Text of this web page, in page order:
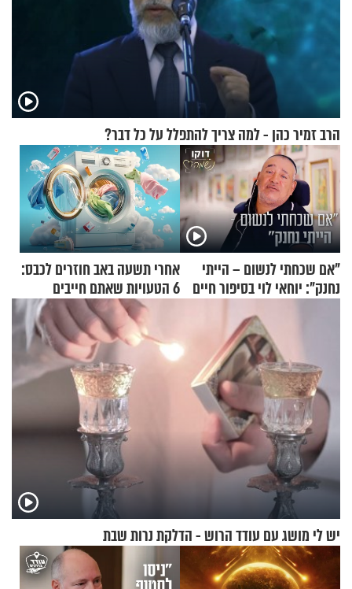
הרב זמיר כהן - למה צריך להתפלל על כל דבר?
"אם שכחתי לנשום – הייתי
נחנק": יוחאי לוי בסיפור חיים
אחרי תשעה באב חוזרים לכבס:
6 הטעויות שאתם חייבים
להפסיק לעשות
יש לי מושג עם עודד הרוש - הדלקת נרות שבת